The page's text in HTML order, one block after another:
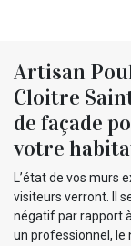
Artisan
Cloitre
de façade
votre
L’état de vos murs
visiteurs verront. Il
négatif par rapport
un professionnel,